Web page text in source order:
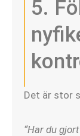
5.
Det är stor
“Har du